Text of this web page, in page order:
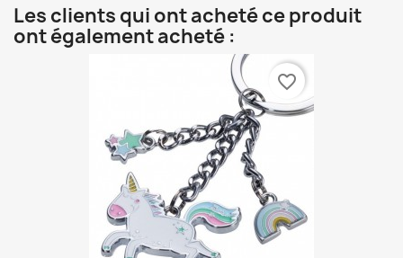
Les clients qui ont acheté ce produit
ont également acheté :
favorite_border